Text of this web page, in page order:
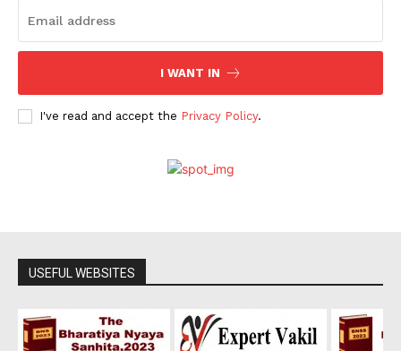
I WANT IN
I've read and accept the Privacy Policy.
USEFUL WEBSITES